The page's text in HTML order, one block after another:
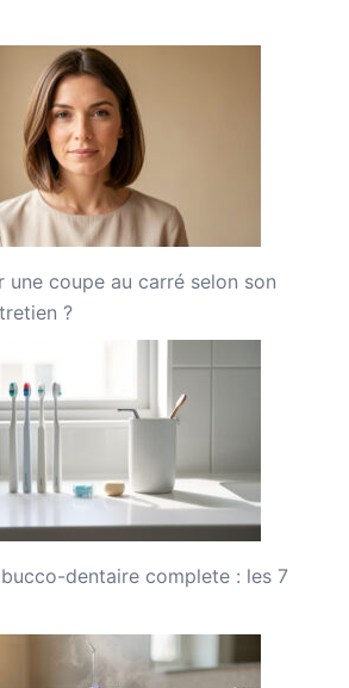
une coupe au carré selon son
?
dentaire complete : les 7